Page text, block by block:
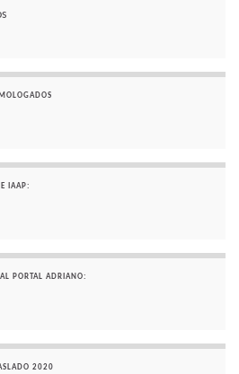
IAAP:
PORTAL ADRIANO:
2020